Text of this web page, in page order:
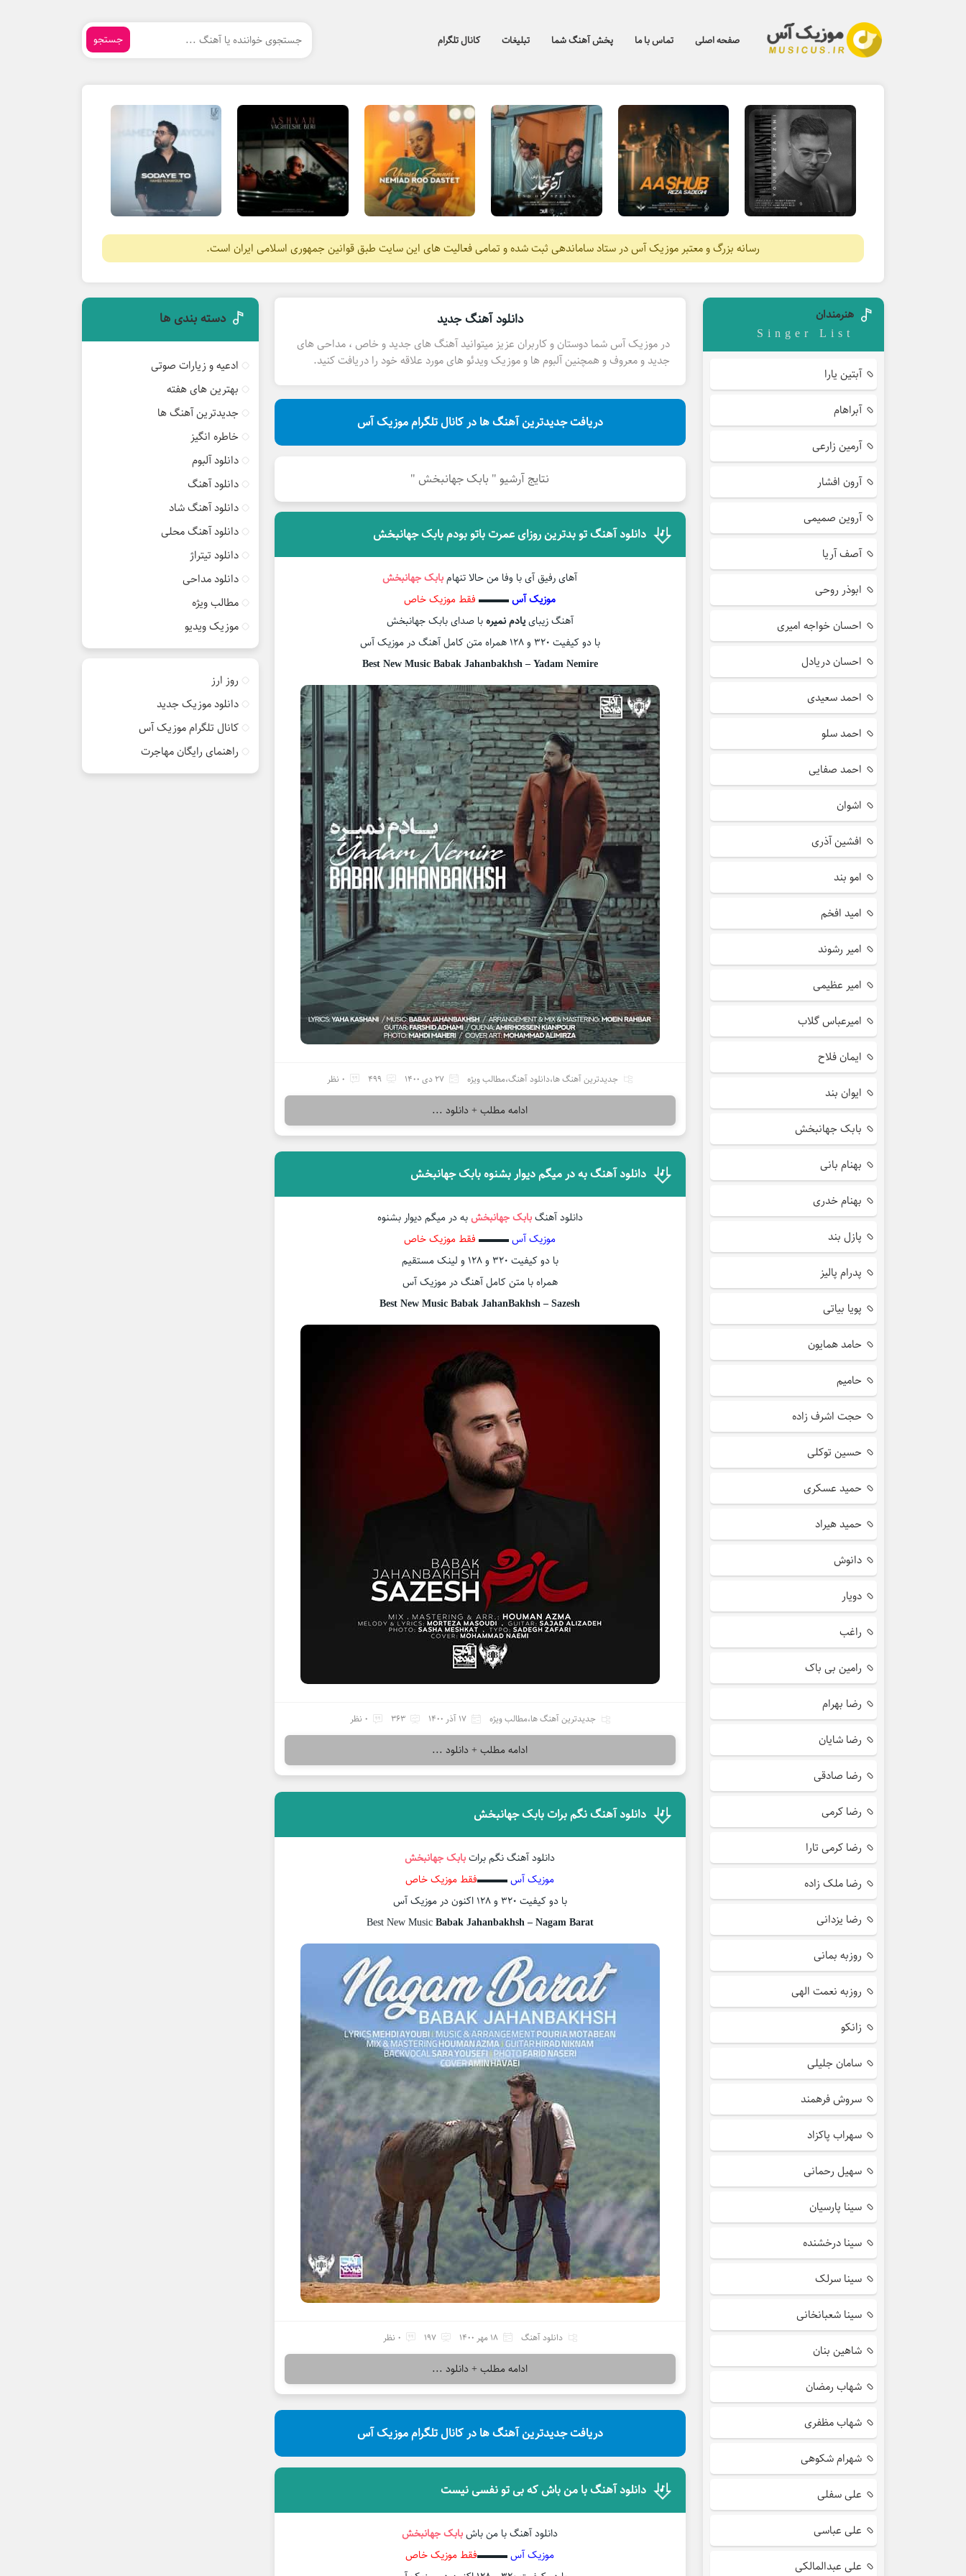
صفحه اصلی تماس با ما پخش آهنگ شما تبلیغات کانال تلگرام جستجو
رسانه بزرگ و معتبر موزیک آس در ستاد ساماندهی ثبت شده و تمامی فعالیت های این سایت طبق قوانین جمهوری اسلامی ایران است.
دانلود آهنگ جدید
در موزیک آس شما دوستان و کاربران عزیز میتوانید آهنگ های جدید و خاص ، مداحی های
جدید و معروف و همچنین آلبوم ها و موزیک ویدئو های مورد علاقه خود را دریافت کنید.
دریافت جدیدترین آهنگ ها در کانال تلگرام موزیک آس
نتایج آرشیو " بابک جهانبخش "
دانلود آهنگ تو بدترین روزای عمرت باتو بودم بابک جهانبخش
آهای رفیق آی با وفا من حالا تنهامبابک جهانبخش
موزیک آس▬▬▬ فقط موزیک خاص
آهنگ زیباییادم نمیرهبا صدای بابک جهانبخش
با دو کیفیت ۳۲۰ و ۱۲۸ همراه متن کامل آهنگ در موزیک آس
Best New Music Babak Jahanbakhsh – Yadam Nemire
جدیدترین آهنگ ها،دانلود آهنگ،مطالب ویژه 27 دی 1400 499 0 نظر
ادامه مطلب + دانلود ...
دانلود آهنگ به در میگم دیوار بشنوه بابک جهانبخش
دانلود آهنگبابک جهانبخشبه در میگم دیوار بشنوه
موزیک آس▬▬▬ فقط موزیک خاص
با دو کیفیت ۳۲۰ و ۱۲۸ و لینک مستقیم
همراه با متن کامل آهنگ در موزیک آس
Best New Music Babak JahanBakhsh – Sazesh
جدیدترین آهنگ ها،مطالب ویژه 17 آذر 1400 363 0 نظر
ادامه مطلب + دانلود ...
دانلود آهنگ نگم برات بابک جهانبخش
دانلود آهنگ نگم براتبابک جهانبخش
موزیک آس▬▬▬فقط موزیک خاص
با دو کیفیت ۳۲۰ و ۱۲۸ اکنون در موزیک آس
Best New MusicBabak Jahanbakhsh – Nagam Barat
دانلود آهنگ 18 مهر 1400 197 0 نظر
ادامه مطلب + دانلود ...
دریافت جدیدترین آهنگ ها در کانال تلگرام موزیک آس
دانلود آهنگ با من باش که بی تو نفسی نیست
دانلود آهنگ با من باشبابک جهانبخش
موزیک آس▬▬▬فقط موزیک خاص
هنرمندان
Singer List
آبتین یارا
آبراهام
آرمین زارعی
آرون افشار
آروین صمیمی
آصف آریا
ابوذر روحی
احسان خواجه امیری
احسان دریادل
احمد سعیدی
احمد سلو
احمد صفایی
اشوان
افشین آذری
امو بند
امید افخم
امیر رشوند
امیر عظیمی
امیرعباس گلاب
ایمان فلاح
ایوان بند
بابک جهانبخش
بهنام بانی
بهنام خدری
پازل بند
پدرام پالیز
پویا بیاتی
حامد همایون
حامیم
حجت اشرف زاده
حسین توکلی
حمید عسکری
حمید هیراد
دانوش
دویار
راغب
رامین بی باک
رضا بهرام
رضا شایان
رضا صادقی
رضا کرمی
رضا کرمی تارا
رضا ملک زاده
رضا یزدانی
روزبه بمانی
روزبه نعمت الهی
زانکو
سامان جلیلی
سروش فرهمند
سهراب پاکزاد
سهیل رحمانی
سینا پارسیان
سینا درخشنده
سینا سرلک
سینا شعبانخانی
شاهین بنان
شهاب رمضان
شهاب مظفری
شهرام شکوهی
علی سفلی
علی عباسی
علی عبدالمالکی
دسته بندی ها
ادعیه و زیارات صوتی
بهترین های هفته
جدیدترین آهنگ ها
خاطره انگیز
دانلود آلبوم
دانلود آهنگ
دانلود آهنگ شاد
دانلود آهنگ محلی
دانلود تیتراژ
دانلود مداحی
مطالب ویژه
موزیک ویدیو
روز ارز
دانلود موزیک جدید
کانال تلگرام موزیک آس
راهنمای رایگان مهاجرت